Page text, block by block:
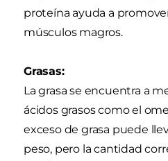
proteína ayuda a
músculos magros.
Grasas:
La grasa se encuentra a
ácidos grasos como el
exceso de grasa puede
peso, pero la cantidad